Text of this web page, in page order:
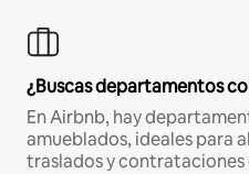
¿Buscas departamentos
En Airbnb, hay
amueblados, ideales para
traslados y contrataciones